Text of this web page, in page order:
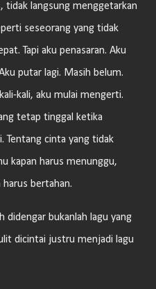
tidak langsung menggetarkan
seseorang yang tidak
Tapi aku penasaran. Aku
putar lagi. Masih belum.
kali, aku mulai mengerti.
tetap tinggal ketika
Tentang cinta yang tidak
kapan harus menunggu,
harus bertahan.
didengar bukanlah lagu yang
dicintai justru menjadi lagu